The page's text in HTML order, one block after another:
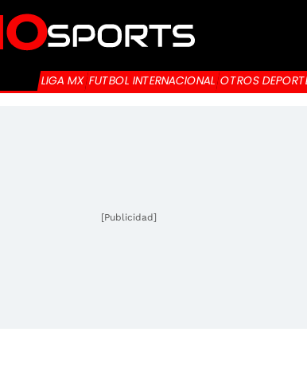
LIGA MX FUTBOL INTERNACIONAL OTROS
[Publicidad]